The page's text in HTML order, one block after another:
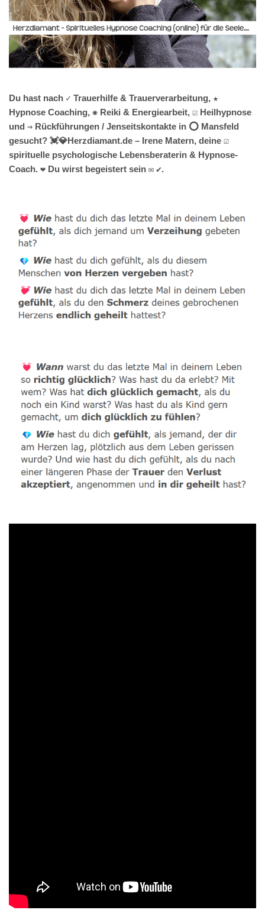
Du hast nach ✓ Trauerhilfe & Trauerverarbeitung, ★
Hypnose Coaching, ✺ Reiki & Energiearbeit, ☑️ Heilhypnose
und ⇒ Rückführungen / Jenseitskontakte in ⭕ Mansfeld
gesucht? 💓️💎Herzdiamant.de – Irene Matern, deine ☑️
spirituelle psychologische Lebensberaterin & Hypnose-
Coach. ❤ Du wirst begeistert sein ✉ ✔.